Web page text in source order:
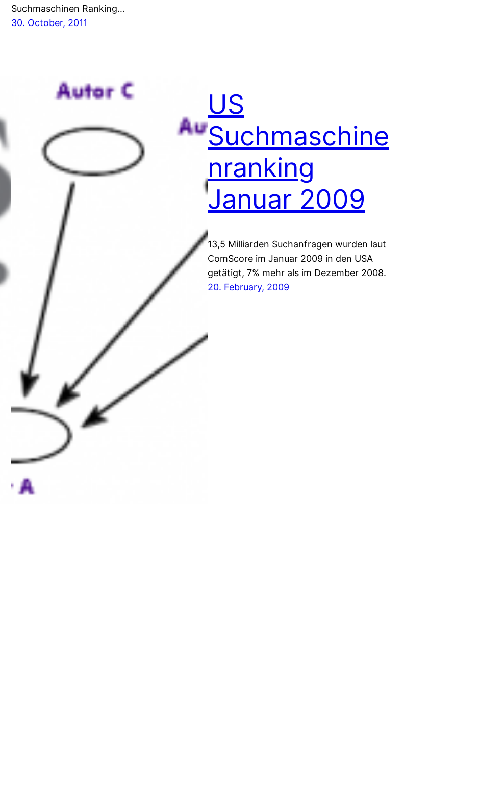
Suchmaschinen Ranking…
30. October, 2011
US
Suchmaschine
nranking
Januar 2009
13,5 Milliarden Suchanfragen wurden laut
ComScore im Januar 2009 in den USA
getätigt, 7% mehr als im Dezember 2008.
20. February, 2009